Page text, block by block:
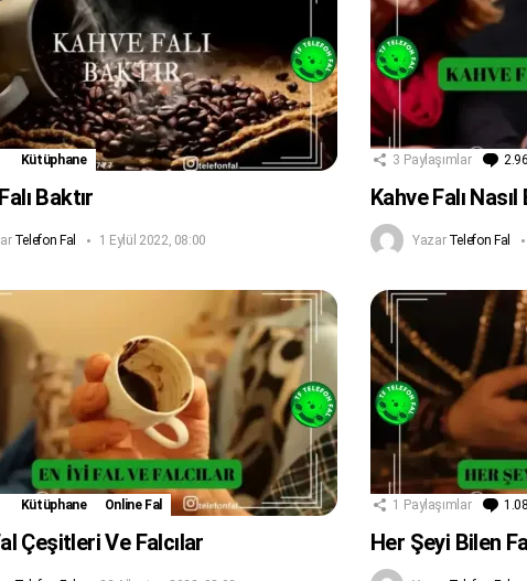
YorumKütüphane
Baktır
Telefon Fal 1 Eylül 2022, 08:00
3 Paylaşımlar
Kahve Falı Nasıl
Yazar Telefon Fal
YorumKütüphane Online Fal
Çeşitleri Ve Falcılar
1 Paylaşımlar
Her Şeyi Bilen